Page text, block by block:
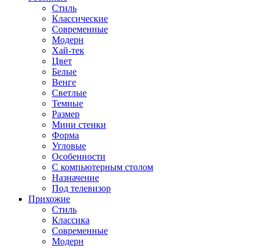
Стиль
Классические
Современные
Модерн
Хай-тек
Цвет
Белые
Венге
Светлые
Темные
Размер
Мини стенки
Форма
Угловые
Особенности
С компьютерным столом
Назначение
Под телевизор
Прихожие
Стиль
Классика
Современные
Модерн